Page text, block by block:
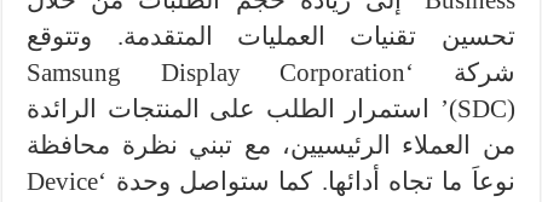
تحسين تقنيات العمليات المتقدمة. وتتوقع
شركة ‘Samsung Display Corporation
(SDC)’ استمرار الطلب على المنتجات الرائدة
من العملاء الرئيسيين، مع تبني نظرة محافظة
نوعاَ ما تجاه أدائها. كما ستواصل وحدة ‘Device